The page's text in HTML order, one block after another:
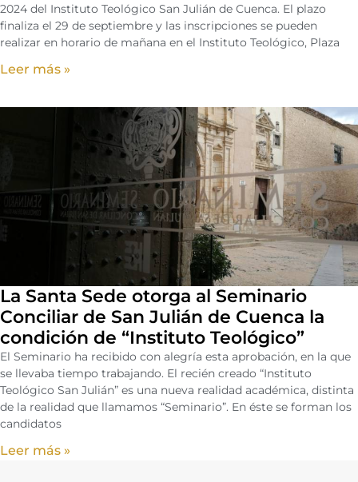
2024 del Instituto Teológico San Julián de Cuenca. El plazo
finaliza el 29 de septiembre y las inscripciones se pueden
realizar en horario de mañana en el Instituto Teológico, Plaza
Leer más »
La Santa Sede otorga al Seminario
Conciliar de San Julián de Cuenca la
condición de “Instituto Teológico”
El Seminario ha recibido con alegría esta aprobación, en la que
se llevaba tiempo trabajando. El recién creado “Instituto
Teológico San Julián” es una nueva realidad académica, distinta
de la realidad que llamamos “Seminario”. En éste se forman los
candidatos
Leer más »